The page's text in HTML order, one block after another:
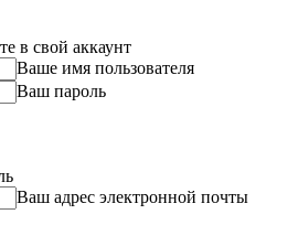
в свой аккаунт
Ваше имя пользователя
Ваш пароль
Ваш адрес электронной почты